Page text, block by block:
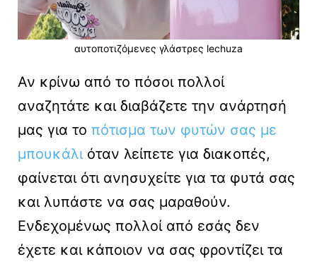
αυτοποτιζόμενες γλάστρες lechuza
Αν κρίνω από το πόσοι πολλοί
αναζητάτε και διαβάζετε την ανάρτησή
μας για το πότισμα των φυτών σας με
μπουκάλιόταν λείπετε για διακοπές,
φαίνεται ότι ανησυχείτε για τα φυτά σας
και λυπάστε να σας μαραθούν.
Ενδεχομένως πολλοί από εσάς δεν
έχετε και κάποιον να σας φροντίζει τα